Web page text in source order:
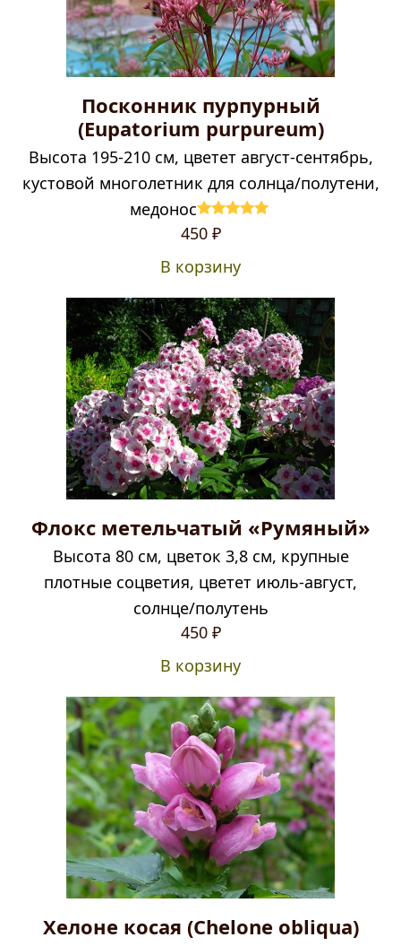
Посконник пурпурный
(Eupatorium purpureum)
Высота 195-210 см, цветет август-сентябрь,
кустовой многолетник для солнца/полутени,
медонос
Оценка
450 ₽
В корзину
Флокс метельчатый «Румяный»
Высота 80 см, цветок 3,8 см, крупные
плотные соцветия, цветет июль-август,
солнце/полутень
450 ₽
В корзину
Хелоне косая (Chelone obliqua)